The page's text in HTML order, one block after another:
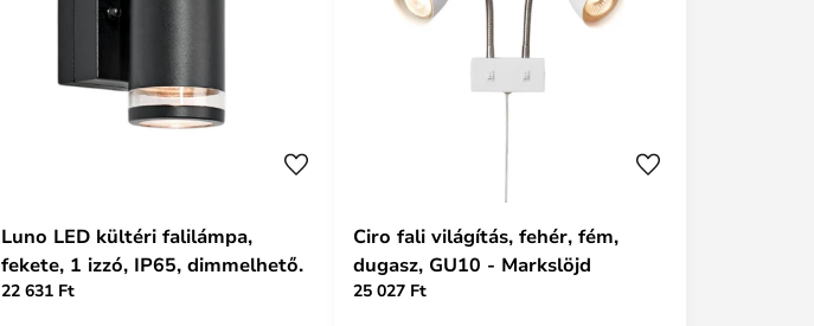
Luno LED kültéri falilámpa,
fekete, 1 izzó, IP65, dimmelhető.
22 631 Ft
Ciro fali világítás, fehér, fém,
dugasz, GU10 - Markslöjd
25 027 Ft